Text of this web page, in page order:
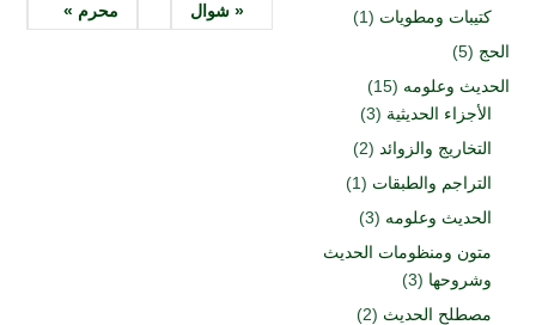
كتيبات ومطويات (1)
الحج (5)
الحديث وعلومه (15)
الأجزاء الحديثية (3)
التخاريج والزوائد (2)
التراجم والطبقات (1)
الحديث وعلومه (3)
متون ومنظومات الحديث
وشروحها (3)
مصطلح الحديث (2)
« شوال محرم »